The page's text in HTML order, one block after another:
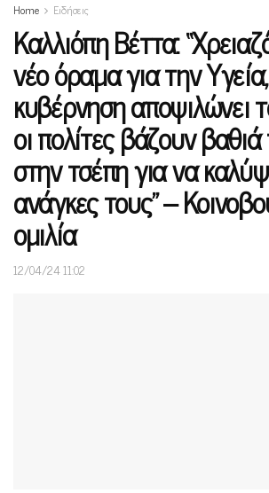
Home Ειδήσεις
Καλλιόπη Βέττα:
νέο όραμα για την
κυβέρνηση αποψιλώνει
οι πολίτες βάζουν βαθιά
στην τσέπη για να
ανάγκες τους” –
ομιλία
12/04/24 11:02